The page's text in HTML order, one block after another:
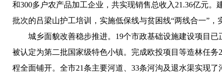
和300多户农产品加工企业，共实现销售总收入21.36亿元
批次的吕梁山护工培训，实施低保线与贫困线“两线合一”
城乡面貌改善稳步推进。 19个市政基础设施建设项目
被认定为第二批国家级特色小镇。完成欧投项目等造林任
程全面铺开。全市21条主要河道、33条河沟及退水渠实现了